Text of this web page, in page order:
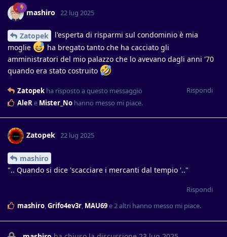
mashiro 22 lug 2025
Zatopek
l'esperta di risparmi sul condominio è mia
moglie
ha bregato tanto che ha cacciato gli
amministratori del mio palazzo che lo avevano dagli anni '70
quando era stato costruito
Rispondi
Zatopek ha risposto a questo messaggio
AleRe Mister_No hanno messo mi piace.
Zatopek 22 lug 2025
mashiro
".. Quando si dice 'scacciare i mercanti dal tempio '.."
Rispondi
mashiro,Grifo4ev3r, MAU69e2altri hanno messo mi piace.